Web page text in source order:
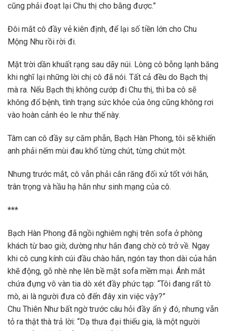
cũng phải đoạt lại Chu thị cho bằng được.”
Đôi mắt cô đầy vẻ kiên định, để lại số tiền lớn cho Chu
Mộng Nhu rồi rời đi.
Mặt trời dần khuất rạng sau dãy núi. Lòng cô bỗng lạnh băng
khi nghĩ lại những lời chị cô đã nói. Tất cả đều do Bạch thị
mà ra. Nếu Bạch thị không cướp đi Chu thị, thì ba cô sẽ
không đổ bệnh, tình trạng sức khỏe của ông cũng không rơi
vào hoàn cảnh éo le như thế này.
Tâm can cô đầy sự căm phẫn, Bạch Hàn Phong, tôi sẽ khiến
anh phải nếm mùi đau khổ từng chút, từng chút một.
Nhưng trước mắt, cô vẫn phải cắn răng đối xử tốt với hắn,
trân trọng và hầu hạ hắn như sinh mạng của cô.
***
Bạch Hàn Phong đã ngồi nghiêm nghị trên sofa ở phòng
khách từ bao giờ, dường như hắn đang chờ cô trở về. Ngay
khi cô cung kính cúi đầu chào hắn, ngón tay thon dài của hắn
khẽ động, gõ nhè nhẹ lên bề mặt sofa mềm mại. Ánh mắt
chứa đựng vô vàn tia dò xét đầy phức tạp: “Tôi đang rất tò
mò, ai là người đưa cô đến đây xin việc vậy?”
Chu Thiên Như bất ngờ trước câu hỏi đầy ẩn ý đó, nhưng vẫn
tỏ ra thật thà trả lời: “Dạ thưa đại thiếu gia, là một người